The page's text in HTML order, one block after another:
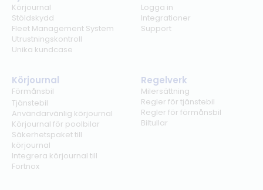
Körjournal
Stöldskydd
Fleet Management System
Utrustningskontroll
Unika kundcase
Logga in
Integrationer
Support
Körjournal
Förmånsbil
Tjänstebil
Användarvänlig körjournal
Körjournal för poolbilar
Säkerhetspaket till
körjournal
Integrera körjournal till
Fortnox
Regelverk
Milersättning
Regler för tjänstebil
Regler för förmånsbil
Biltullar